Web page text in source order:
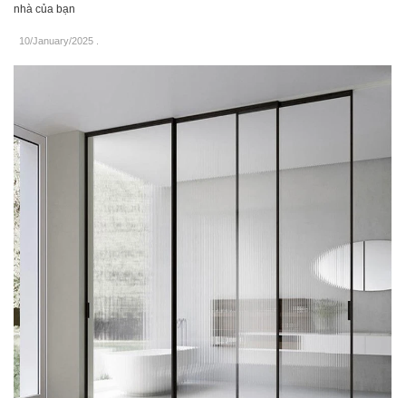
nhà của bạn
10/January/2025